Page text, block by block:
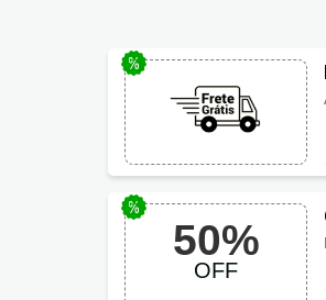
50%
OFF